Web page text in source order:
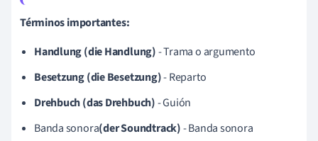
Términos importantes:
Handlung (die Handlung)- Trama o argumento
Besetzung (die Besetzung)- Reparto
Drehbuch (das Drehbuch)- Guión
Banda sonora(der Soundtrack)- Banda sonora